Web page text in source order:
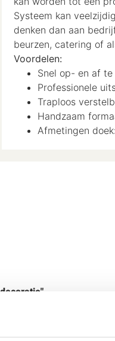
Systeem kan
denken dan aan
beurzen, catering of
Voordelen:
Snel op- en af
Professionele
Traploos
Handzaam
Afmetingen